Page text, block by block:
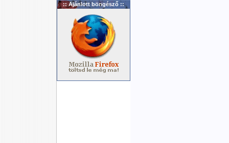
:: Ajánlott böngésző ::